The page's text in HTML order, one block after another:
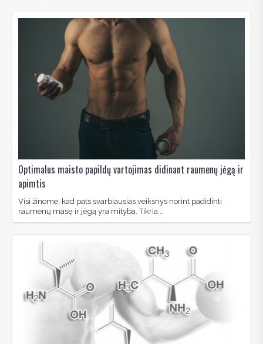
Optimalus maisto papildų vartojimas didinant raumenų jėgą ir
apimtis
Visi žinome, kad pats svarbiausias veiksnys norint padidinti
raumenų masę ir jėgą yra mityba. Tikria...